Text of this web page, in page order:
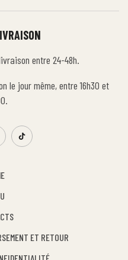
ET RETOUR
entre 24-48h.
le jour même, entre 16h30 et